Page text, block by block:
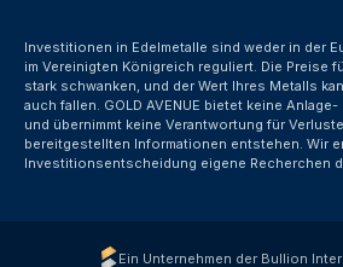
Investitionen in Edelmetalle sind weder in der
im Vereinigten Königreich reguliert. Die Preise
stark schwanken, und der Wert Ihres Metalls
auch fallen. GOLD AVENUE bietet keine
und übernimmt keine Verantwortung für
bereitgestellten Informationen entstehen. Wir
Investitionsentscheidung eigene Recherchen
Ein Unternehmen der Bullion